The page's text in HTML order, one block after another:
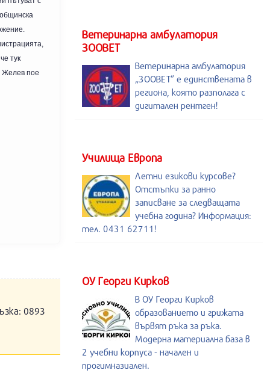
тук
Желев пое
0893
Ветеринарна амбулатория
ЗООВЕТ
Ветеринарна амбулатория
„ЗООВЕТ” е единствената в
региона, която разполага с
дигитален рентген!
Училища Европа
Летни езикови курсове?
Отстъпки за ранно
записване за следващата
учебна година? Информация:
тел. 0431 62711!
ОУ Георги Кирков
В ОУ Георги Кирков
образованието и грижата
вървят ръка за ръка.
Модерна материална база в
2 учебни корпуса - начален и
прогимназиален.